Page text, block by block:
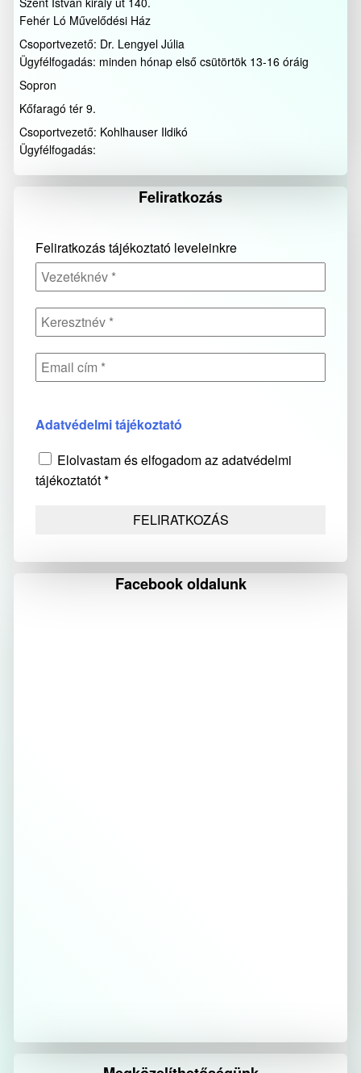
Fehér Ló Művelődési Ház
Csoportvezető: Dr. Lengyel Júlia
Ügyfélfogadás: minden hónap első csütörtök 13-16 óráig
Sopron
Kőfaragó tér 9.
Csoportvezető: Kohlhauser Ildikó
Ügyfélfogadás:
Feliratkozás
Feliratkozás tájékoztató leveleinkre
Adatvédelmi tájékoztató
Elolvastam és elfogadom az adatvédelmi
tájékoztatót *
Facebook oldalunk